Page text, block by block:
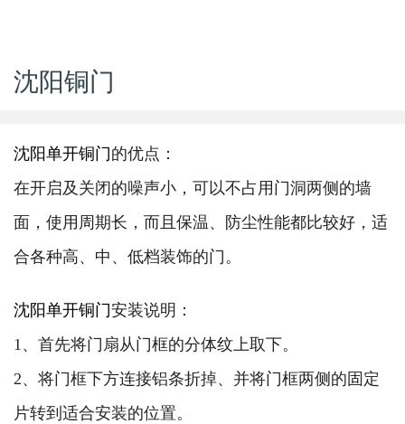
沈阳铜门
沈阳单开铜门 的优点：
在开启及关闭的噪声小，可以不占用门洞两侧的墙
面，使用周期长，而且保温、防尘性能都比较好，适
合各种高、中、低档装饰的门。
沈阳单开铜门安装说明：
1、首先将门扇从门框的分体纹上取下。
2、将门框下方连接铝条折掉、并将门框两侧的固定
片转到适合安装的位置。